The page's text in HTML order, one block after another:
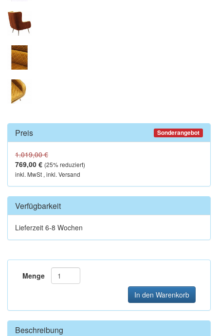
Preis Sonderangebot
1.019,00 €
769,00 € (25% reduziert)
inkl. MwSt , inkl. Versand
Verfügbarkeit
Lieferzeit 6-8 Wochen
Menge
In den Warenkorb
Beschreibung